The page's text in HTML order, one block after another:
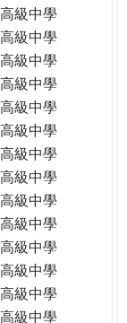
級中學
級中學
級中學
級中學
級中學
級中學
級中學
級中學
級中學
級中學
級中學
級中學
級中學
級中學